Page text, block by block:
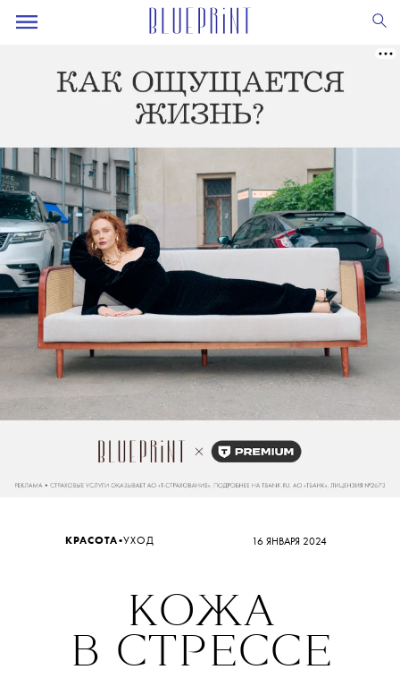
КРАСОТА•УХОД 16 ЯНВАРЯ 2024
КОЖА
В СТРЕССЕ